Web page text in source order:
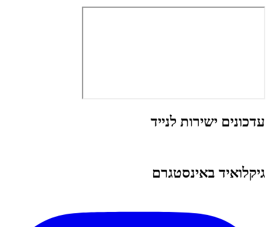
עדכונים ישירות לנייד
גיקלואיד באינסטגרם